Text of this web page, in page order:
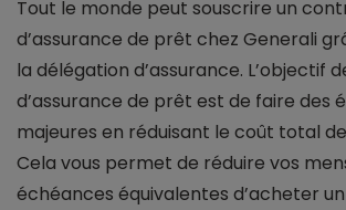
Tout le monde peut souscrire un
d’assurance de prêt chez Generali
la délégation d’assurance. L’objectif
d’assurance de prêt est de faire des
majeures en réduisant le coût total
Cela vous permet de réduire vos
échéances équivalentes d’acheter